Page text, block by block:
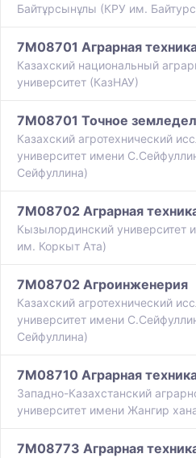
Байтұрсынұлы (КРУ им.
7M08701 Аграрная
Казахский национальный
университет (КазНАУ)
7M08701 Точное
Казахский агротехнический
университет имени
Сейфуллина)
7M08702 Аграрная
Кызылординский университет
им. Коркыт Ата)
7M08702 Агроинженерия
Казахский агротехнический
университет имени
Сейфуллина)
7M08710 Аграрная
Западно-Казахстанский
университет имени Жангир
7M08773 Аграрная